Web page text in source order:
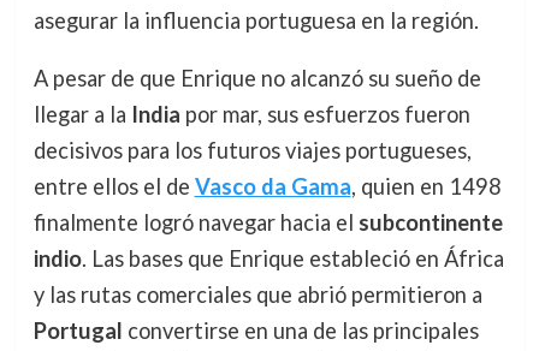
asegurar la influencia portuguesa en la región.
A pesar de que Enrique no alcanzó su sueño de
llegar a la India por mar, sus esfuerzos fueron
decisivos para los futuros viajes portugueses,
entre ellos el de Vasco da Gama, quien en 1498
finalmente logró navegar hacia el subcontinente
indio. Las bases que Enrique estableció en África
y las rutas comerciales que abrió permitieron a
Portugal convertirse en una de las principales